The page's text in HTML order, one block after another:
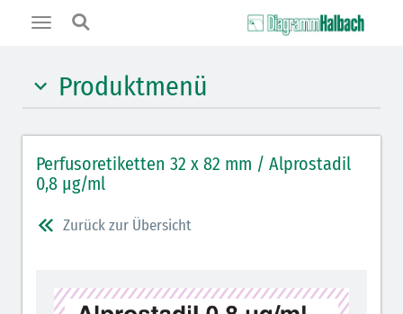
Toggle
Produktmenü
Benzodiazepine (orange)
Muskelrelaxantien (weiß-rot): DIVI 2012
Muskelrelaxans Antagonisten (rot schraffiert): DIVI
Opiate/Opioide (hellblau)
Perfusoretiketten 32 x 82 mm / Alprostadil
0,8 µg/ml
Zurück zur Übersicht